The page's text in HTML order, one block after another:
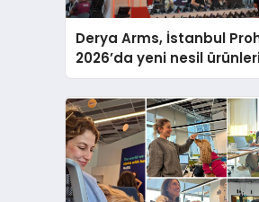
Derya Arms, İstanbul
2026’da yeni nesil
global marka vizyonunu
sergiledi